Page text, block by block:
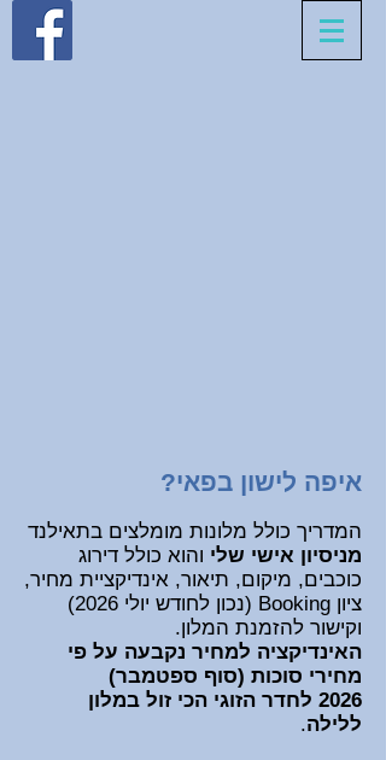
איפה לישון בפאי?
המדריך כולל מלונות מומלצים בתאילנד
מניסיון אישי שלי והוא כולל דירוג
כוכבים, מיקום, תיאור, אינדיקציית מחיר,
ציון Booking (נכון לחודש יולי 2026
)
וקישור להזמנת המלון.
האינדיקציה למחיר נקבעה על פי
מחירי סוכות (סוף ספטמבר)
2026 לחדר הזוגי הכי זול במלון
ללילה.